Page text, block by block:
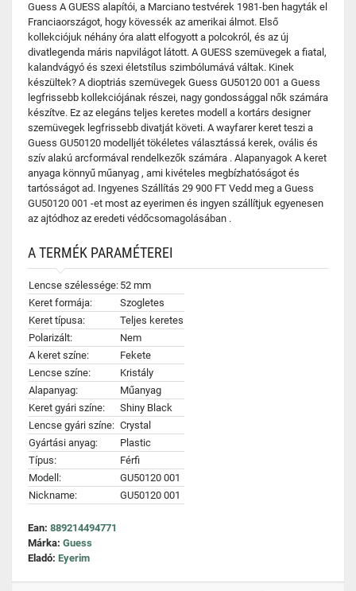
Guess A GUESS alapítói, a Marciano testvérek 1981-ben hagyták el
Franciaországot, hogy kövessék az amerikai álmot. Első
kollekciójuk néhány óra alatt elfogyott a polcokról, és az új
divatlegenda máris napvilágot látott. A GUESS szemüvegek a fiatal,
kalandvágyó és szexi életstílus szimbólumává váltak. Kinek
készültek? A dioptriás szemüvegek Guess GU50120 001 a Guess
legfrissebb kollekciójának részei, nagy gondossággal nők számára
készítve. Ez az elegáns teljes keretes modell a kortárs designer
szemüvegek legfrissebb divatját követi. A wayfarer keret teszi a
Guess GU50120 modelljét tökéletes választássá kerek, ovális és
szív alakú arcformával rendelkezők számára . Alapanyagok A keret
anyaga könnyű műanyag , ami kivételes megbízhatóságot és
tartósságot ad. Ingyenes Szállítás 29 900 FT Vedd meg a Guess
GU50120 001 -et most az eyerimen és ingyen szállítjuk egyenesen
az ajtódhoz az eredeti védőcsomagolásában .
A TERMÉK PARAMÉTEREI
Lencse szélessége: 52 mm
Keret formája:
Szogletes
Keret típusa:
Teljes keretes
Polarizált:
Nem
A keret színe:
Fekete
Lencse színe:
Kristály
Alapanyag:
Műanyag
Keret gyári színe:
Shiny Black
Lencse gyári színe: Crystal
Gyártási anyag:
Plastic
Típus:
Férfi
Modell:
GU50120 001
Nickname:
GU50120 001
Ean: 889214494771
Márka: Guess
Eladó: Eyerim